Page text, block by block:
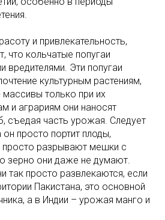
и привлекательность,
что кольчатые попугаи
вредителями. Эти попугаи
культурным растениям,
массивы только при их
и аграриям они наносят
съедая часть урожая. Следует
он просто портит плоды,
просто разрывают мешки с
зерно они даже не думают.
так просто развлекаются, если
Пакистана, это основной
а в Индии – урожая манго и